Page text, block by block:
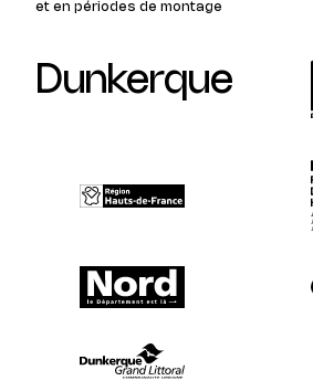
et en périodes de montage
Dunkerque